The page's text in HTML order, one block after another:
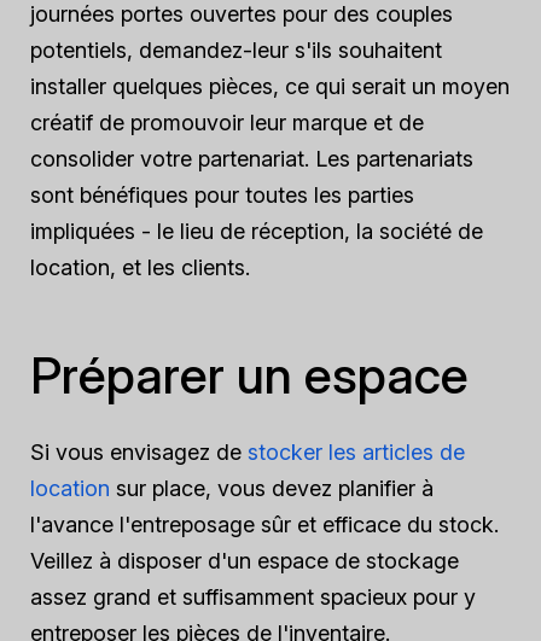
journées portes ouvertes pour des couples
potentiels, demandez-leur s'ils souhaitent
installer quelques pièces, ce qui serait un moyen
créatif de promouvoir leur marque et de
consolider votre partenariat. Les partenariats
sont bénéfiques pour toutes les parties
impliquées - le lieu de réception, la société de
location, et les clients.
Préparer un espace
Si vous envisagez de stocker les articles de
location sur place, vous devez planifier à
l'avance l'entreposage sûr et efficace du stock.
Veillez à disposer d'un espace de stockage
assez grand et suffisamment spacieux pour y
entreposer les pièces de l'inventaire.